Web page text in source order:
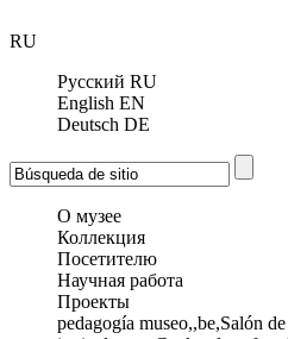
RU
Русский RU
English EN
Deutsch DE
О музее
Коллекция
Посетителю
Научная работа
Проекты
pedagogía museo,,be,Salón